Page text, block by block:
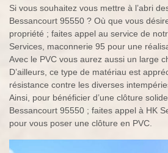
Si vous souhaitez vous mettre à l’abri
Bessancourt 95550 ? Où que vous
propriété ; faites appel au service de
Services, maconnerie 95 pour une
Avec le PVC vous aurez aussi un large
D’ailleurs, ce type de matériau est
résistance contre les diverses
Ainsi, pour bénéficier d’une clôture
Bessancourt 95550 ; faites appel à HK
pour vous poser une clôture en PVC.